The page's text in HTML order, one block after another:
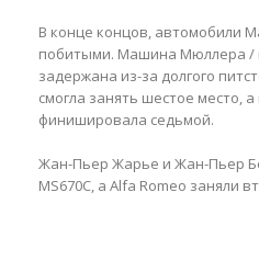
В конце концов, автомобили
побитыми. Машина Мюллера /
задержана из-за долгого
смогла занять шестое место,
финишировала седьмой.
Жан-Пьер Жарье и Жан-Пьер
MS670C, а Alfa Romeo заняли